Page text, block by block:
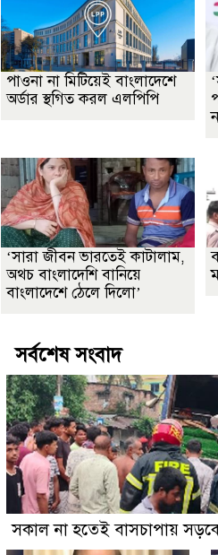
পাওনা না মিটিয়েই বাংলাদেশে
অর্ডার স্থগিত করল এলপিপি
‘সারা জীবন ভারতেই কাটালাম,
অথচ বাংলাদেশি বানিয়ে
বাংলাদেশে ঠেলে দিলো’
সর্বশেষ সংবাদ
সকাল না হতেই বাসচাপায়